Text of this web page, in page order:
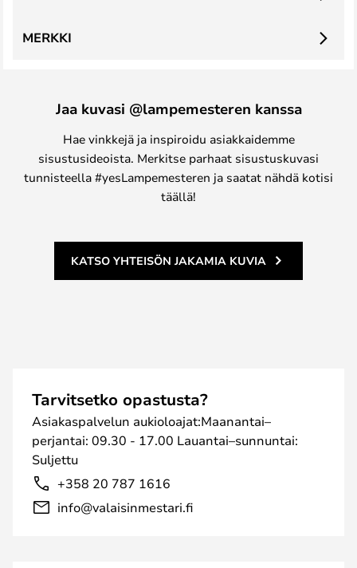
MERKKI
Jaa kuvasi @lampemesteren kanssa
Hae vinkkejä ja inspiroidu asiakkaidemme
sisustusideoista. Merkitse parhaat sisustuskuvasi
tunnisteella #yesLampemesteren ja saatat nähdä kotisi
täällä!
KATSO YHTEISÖN JAKAMIA KUVIA
Tarvitsetko opastusta?
Asiakaspalvelun aukioloajat:Maanantai–
perjantai: 09.30 - 17.00 Lauantai–sunnuntai:
Suljettu
+358 20 787 1616
info@valaisinmestari.fi